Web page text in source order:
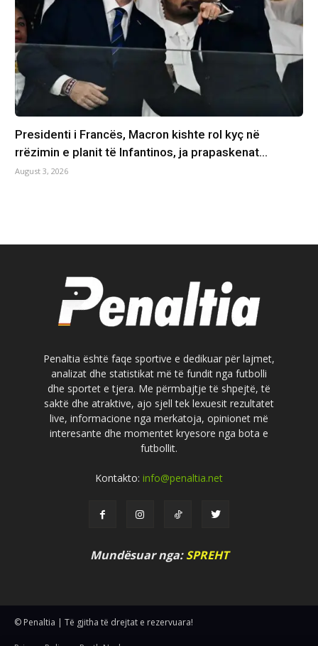
Presidenti i Francës, Macron kishte rol kyç në
rrëzimin e planit të Infantinos, ja prapaskenat…
August 3, 2026
Penaltia është faqe sportive e dedikuar për lajmet,
analizat dhe statistikat më të fundit nga futbolli
dhe sportet e tjera. Me përmbajtje të shpejtë, të
saktë dhe atraktive, ajo sjell tek lexuesit rezultatet
live, informacione nga merkatoja, opinionet më
interesante dhe momentet kryesore nga bota e
futbollit.
Kontakto: info@penaltia.net
Mundësuar nga:SPREHT
© Penaltia | Të gjitha të drejtat e rezervuara!